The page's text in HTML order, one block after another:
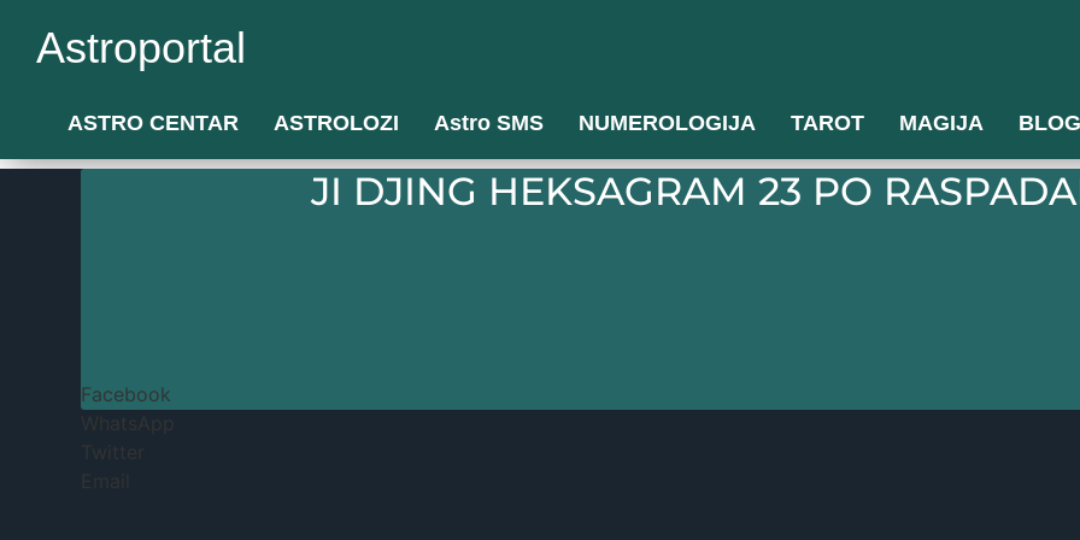
Astroportal
ASTRO CENTAR ASTROLOZI Astro SMS NUMEROLOGIJA TAROT MAGIJA BLOG
JI DJING HEKSAGRAM 23 PO
Facebook
WhatsApp
Twitter
Email